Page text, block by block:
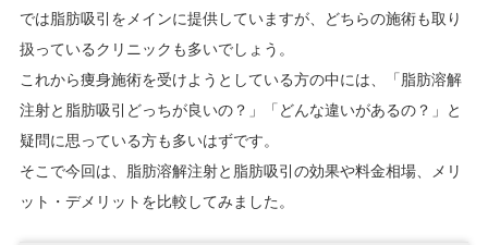
では脂肪吸引をメインに提供していますが、どちらの施術も取り
扱っているクリニックも多いでしょう。
これから痩身施術を受けようとしている方の中には、「脂肪溶解
注射と脂肪吸引どっちが良いの？」「どんな違いがあるの？」と
疑問に思っている方も多いはずです。
そこで今回は、脂肪溶解注射と脂肪吸引の効果や料金相場、メリ
ット・デメリットを比較してみました。